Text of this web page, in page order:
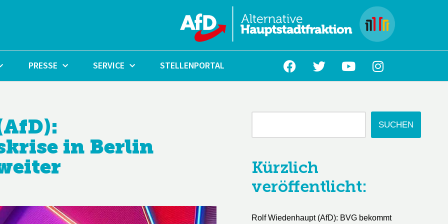
PRESSE SERVICE STELLENPORTAL
in Berlin
SUCHEN
Kürzlich
veröffentlicht:
Rolf Wiedenhaupt (AfD): BVG bekommt